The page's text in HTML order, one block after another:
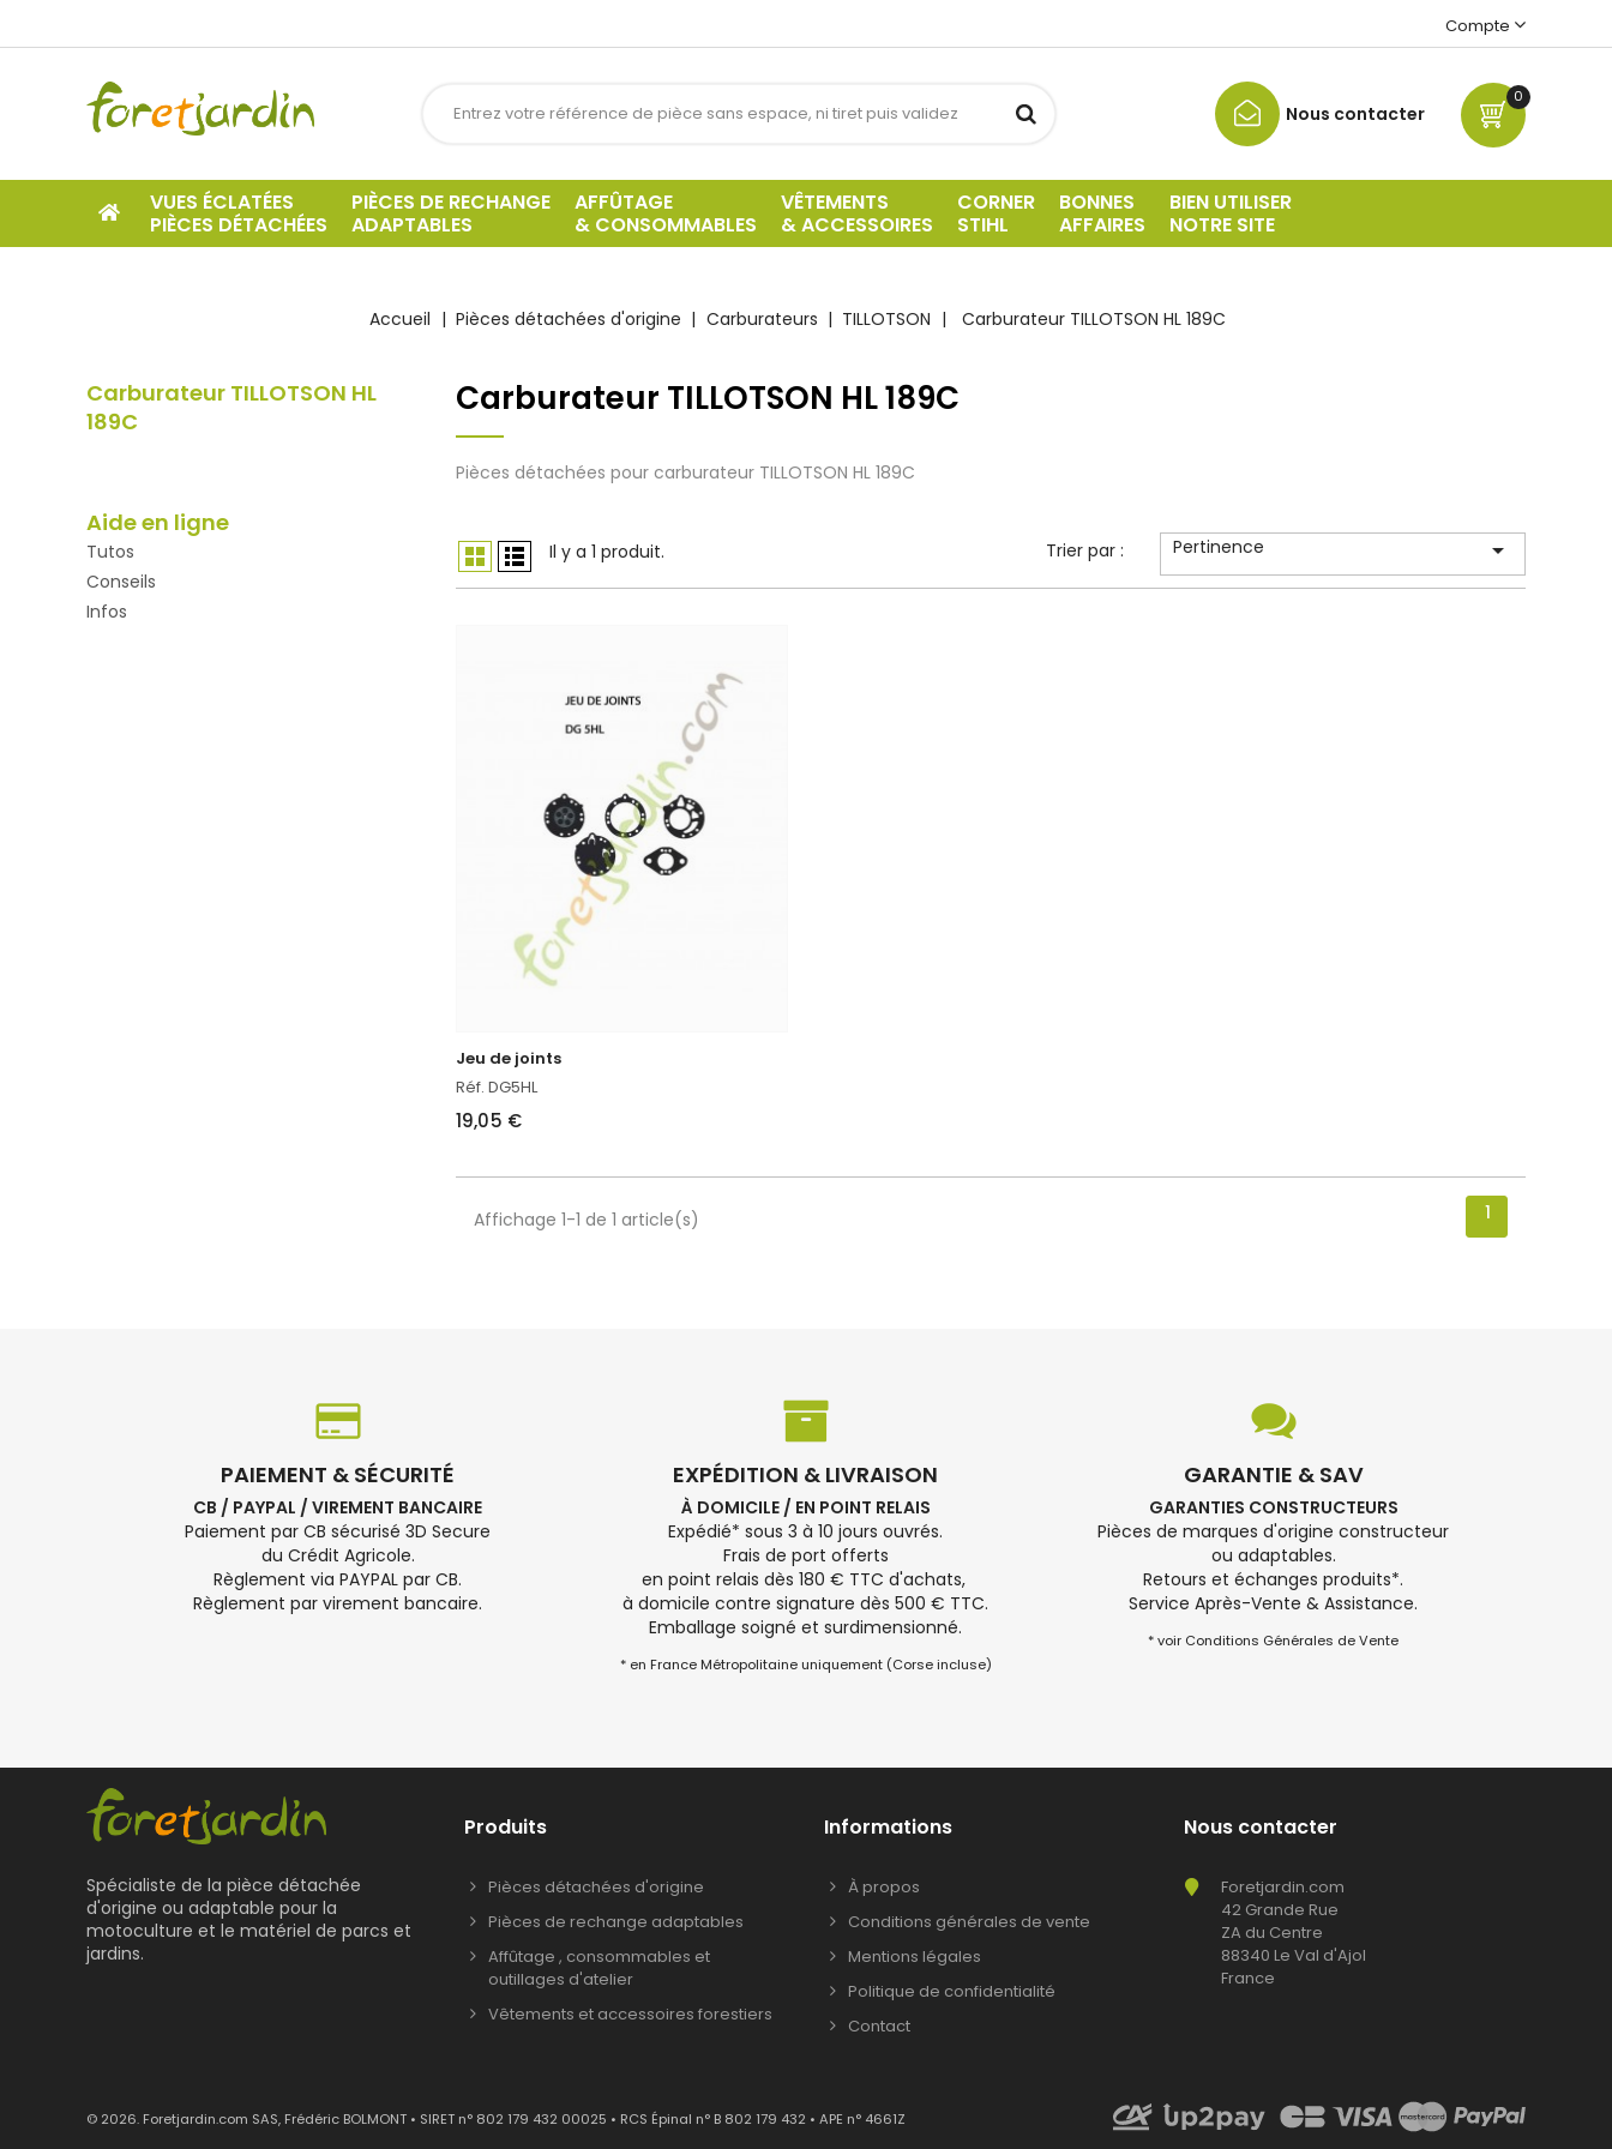
Compte
0
Nous contacter
VUES ÉCLATÉES
PIÈCES DÉTACHÉES
PIÈCES DE RECHANGE
ADAPTABLES
AFFÛTAGE
& CONSOMMABLES
VÊTEMENTS
& ACCESSOIRES
CORNER
STIHL
BONNES
AFFAIRES
BIEN UTILISER
NOTRE SITE
Accueil Pièces détachées d'origine Carburateurs TILLOTSON Carburateur TILLOTSON HL 189C
Carburateur TILLOTSON HL
189C
Aide en ligne
Tutos
Conseils
Infos
Carburateur TILLOTSON HL 189C
Pièces détachées pour carburateur TILLOTSON HL 189C
Il y a 1 produit. Trier par : Pertinence 
Jeu de joints
Réf. DG5HL
19,05 €
Affichage 1-1 de 1 article(s) 1
PAIEMENT & SÉCURITÉ
CB / PAYPAL / VIREMENT BANCAIRE
Paiement par CB sécurisé 3D Secure
du Crédit Agricole.
Règlement via PAYPAL par CB.
Règlement par virement bancaire.
EXPÉDITION & LIVRAISON
À DOMICILE / EN POINT RELAIS
Expédié* sous 3 à 10 jours ouvrés.
Frais de port offerts
en point relais dès 180 € TTC d'achats,
à domicile contre signature dès 500 € TTC.
Emballage soigné et surdimensionné.
* en France Métropolitaine uniquement (Corse incluse)
GARANTIE & SAV
GARANTIES CONSTRUCTEURS
Pièces de marques d'origine constructeur
ou adaptables.
Retours et échanges produits*.
Service Après-Vente & Assistance.
* voir Conditions Générales de Vente
Spécialiste de la pièce détachée
d'origine ou adaptable pour la
motoculture et le matériel de parcs et
jardins.
Produits
Pièces détachées d'origine
Pièces de rechange adaptables
Affûtage , consommables et
outillages d'atelier
Vêtements et accessoires forestiers
Informations
À propos
Conditions générales de vente
Mentions légales
Politique de confidentialité
Contact
Nous contacter
Foretjardin.com
42 Grande Rue
ZA du Centre
88340 Le Val d'Ajol
France
© 2026. Foretjardin.com SAS, Frédéric BOLMONT • SIRET n° 802 179 432 00025 • RCS Épinal n° B 802 179 432 • APE n° 4661Z